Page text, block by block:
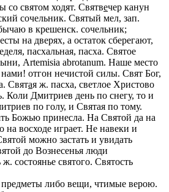
со святом ходят. Святвечер канун
сочельник. Святый мел, зап.
в крешенск. сочельник;
на дверях, а остаток сберегают,
пасхальная, пасха. Святое
Artemisia abrotanum. Наше место
нами! отгон нечистой силы. Свят Бог,
Святая ж. пасха, светлое Христово
Коли Дмитриев день по снегу, то и
по голу, и Святая по тому.
Божью принесла. На Святой да на
восходе играет. Не навеки и
можно застать и увидать
до Вознесенья люди
ж. состоянье святого. Святость
предметы либо вещи, чтимые верою.